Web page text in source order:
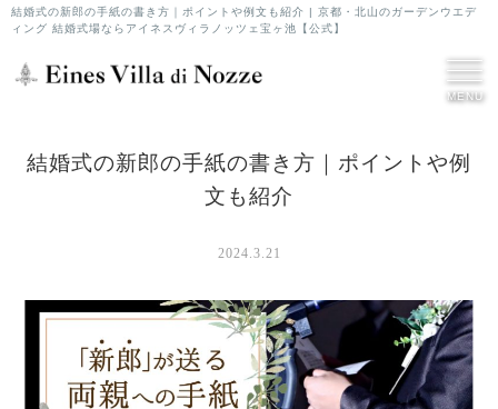
結婚式の新郎の手紙の書き方｜ポイントや例文も紹介 | 京都・北山のガーデンウエデ
ィング 結婚式場ならアイネスヴィラノッツェ宝ヶ池【公式】
MENU
結婚式の新郎の手紙の書き方｜ポイントや例
文も紹介
2024.3.21